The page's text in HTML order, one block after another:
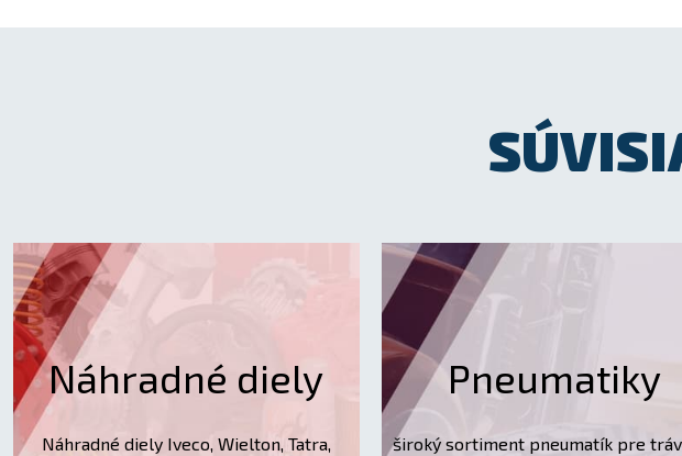
Náhradné diely
Náhradné diely Iveco, Wielton, Tatra,
Pneumatiky
široký sortiment pneumatík pre